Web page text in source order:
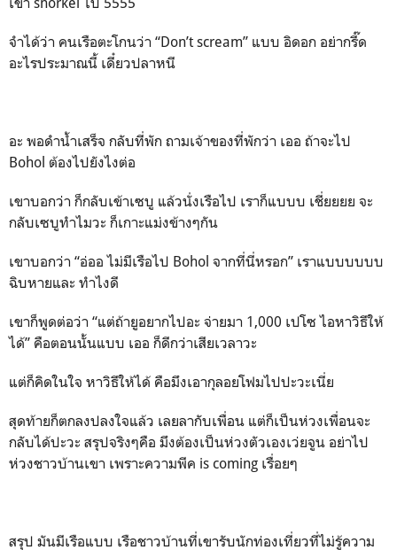
จำได้ว่า คนเรือตะโกนว่า “Don’t scream” แบบ อิดอก อย่ากรี๊ด
อะไรประมาณนี้ เดี๋ยวปลาหนี
อะ พอดำน้ำเสร็จ กลับที่พัก ถามเจ้าของที่พักว่า เออ ถ้าจะไป
Bohol ต้องไปยังไงต่อ
เขาบอกว่า ก็กลับเข้าเซบู แล้วนั่งเรือไป เราก็แบบบ เชี่ยยยย จะ
กลับเซบูทำไมวะ ก็เกาะแม่งข้างๆกัน
เขาบอกว่า “อ่ออ ไม่มีเรือไป Bohol จากที่นี่หรอก” เราแบบบบบบ
ฉิบหายและ ทำไงดี
เขาก็พูดต่อว่า “แต่ถ้ายูอยากไปอะ จ่ายมา 1,000 เปโซ ไอหาวิธีให้
ได้” คือตอนนั้นแบบ เออ ก็ดีกว่าเสียเวลาวะ
แต่ก็คิดในใจ หาวิธีให้ได้ คือมึงเอากุลอยโฟมไปปะวะเนี่ย
สุดท้ายก็ตกลงปลงใจแล้ว เลยลากับเพื่อน แต่ก็เป็นห่วงเพื่อนจะ
กลับได้ปะวะ สรุปจริงๆคือ มึงต้องเป็นห่วงตัวเองเว่ยจูน อย่าไป
ห่วงชาวบ้านเขา เพราะความพีค is coming เรื่อยๆ
สรุป มันมีเรือแบบ เรือชาวบ้านที่เขารับนักท่องเที่ยวที่ไม่รู้ความ